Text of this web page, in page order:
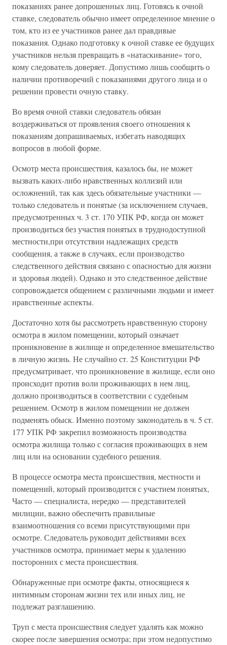
показаниях ранее допрошенных лиц. Готовясь к очной
ставке, следователь обычно имеет определенное мнение о
том, кто из ее участников ранее дал правдивые
показания. Однако подготовку к очной ставке ее будущих
участников нельзя превращать в «натаскивание» того,
кому следователь доверяет. Допустимо лишь сообщить о
наличии противоречий с показаниями другого лица и о
решении провести очную ставку.
Во время очной ставки следователь обязан
воздерживаться от проявления своего отношения к
показаниям допрашиваемых, избегать наводящих
вопросов в любой форме.
Осмотр места происшествия, казалось бы, не может
вызвать каких-либо нравственных коллизий или
осложнений, так как здесь обязательные участники —
только следователь и понятые (за исключением случаев,
предусмотренных ч. 3 ст. 170 УПК РФ, когда он может
производиться без участия понятых в труднодоступной
местности,при отсутствии надлежащих средств
сообщения, а также в случаях, если производство
следственного действия связано с опасностью для жизни
и здоровья людей). Однако и это следственное действие
сопровождается общением с различными людьми и имеет
нравственные аспекты.
Достаточно хотя бы рассмотреть нравственную сторону
осмотра в жилом помещении, который означает
проникновение в жилище и определенное вмешательство
в личную жизнь. Не случайно ст. 25 Конституции РФ
предусматривает, что проникновение в жилище, если оно
происходит против воли проживающих в нем лиц,
должно производиться в соответствии с судебным
решением. Осмотр в жилом помещении не должен
подменять обыск. Именно поэтому законодатель в ч. 5 ст.
177 УПК РФ закрепил возможность производства
осмотра жилища только с согласия проживающих в нем
лиц или на основании судебного решения.
В процессе осмотра места происшествия, местности и
помещений, который производится с участием понятых,
Часто — специалиста, нередко — представителей
милиции, важно обеспечить правильные
взаимоотношения со всеми присутствующими при
осмотре. Следователь руководит действиями всех
участников осмотра, принимает меры к удалению
посторонних с места происшествия.
Обнаруженные при осмотре факты, относящиеся к
интимным сторонам жизни тех или иных лиц, не
подлежат разглашению.
Труп с места происшествия следует удалять как можно
скорее после завершения осмотра; при этом недопустимо